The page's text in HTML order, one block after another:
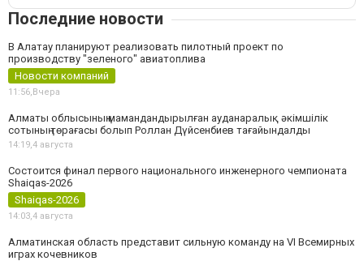
Последние новости
В Алатау планируют реализовать пилотный проект по
производству "зеленого" авиатоплива
Новости компаний
11:56, Вчера
Алматы облысының мамандандырылған ауданаралық әкімшілік
сотының төрағасы болып Роллан Дүйсенбиев тағайындалды
14:19, 4 августа
Состоится финал первого национального инженерного чемпионата
Shaiqas-2026
Shaiqas-2026
14:03, 4 августа
Алматинская область представит сильную команду на VI Всемирных
играх кочевников